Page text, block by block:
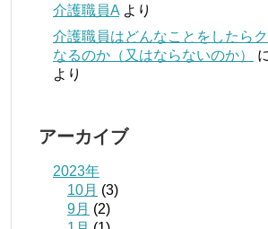
介護職員A より
介護職員はどんなことをしたら
なるのか（又はならないのか）
より
アーカイブ
2023年
10月 (3)
9月 (2)